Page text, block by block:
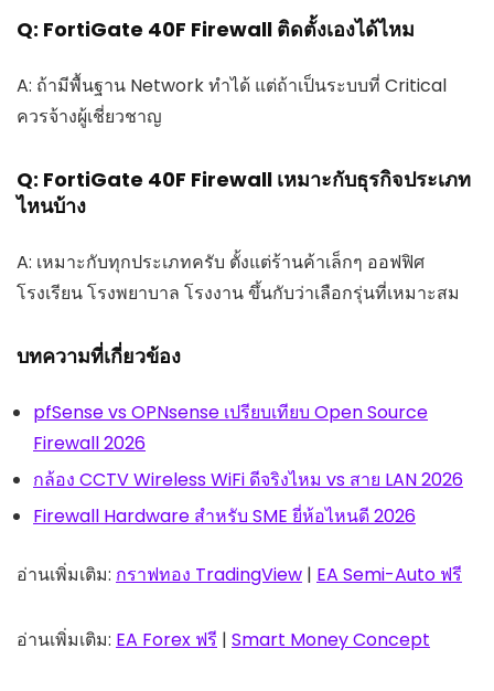
Q: FortiGate 40F Firewall ติดตั้งเองได้ไหม
A: ถ้ามีพื้นฐาน Network ทำได้ แต่ถ้าเป็นระบบที่ Critical
ควรจ้างผู้เชี่ยวชาญ
Q: FortiGate 40F Firewall เหมาะกับธุรกิจประเภท
ไหนบ้าง
A: เหมาะกับทุกประเภทครับ ตั้งแต่ร้านค้าเล็กๆ ออฟฟิศ
โรงเรียน โรงพยาบาล โรงงาน ขึ้นกับว่าเลือกรุ่นที่เหมาะสม
บทความที่เกี่ยวข้อง
pfSense vs OPNsense เปรียบเทียบ Open Source
Firewall 2026
กล้อง CCTV Wireless WiFi ดีจริงไหม vs สาย LAN 2026
Firewall Hardware สำหรับ SME ยี่ห้อไหนดี 2026
อ่านเพิ่มเติม: กราฟทอง TradingView | EA Semi-Auto ฟรี
อ่านเพิ่มเติม: EA Forex ฟรี | Smart Money Concept